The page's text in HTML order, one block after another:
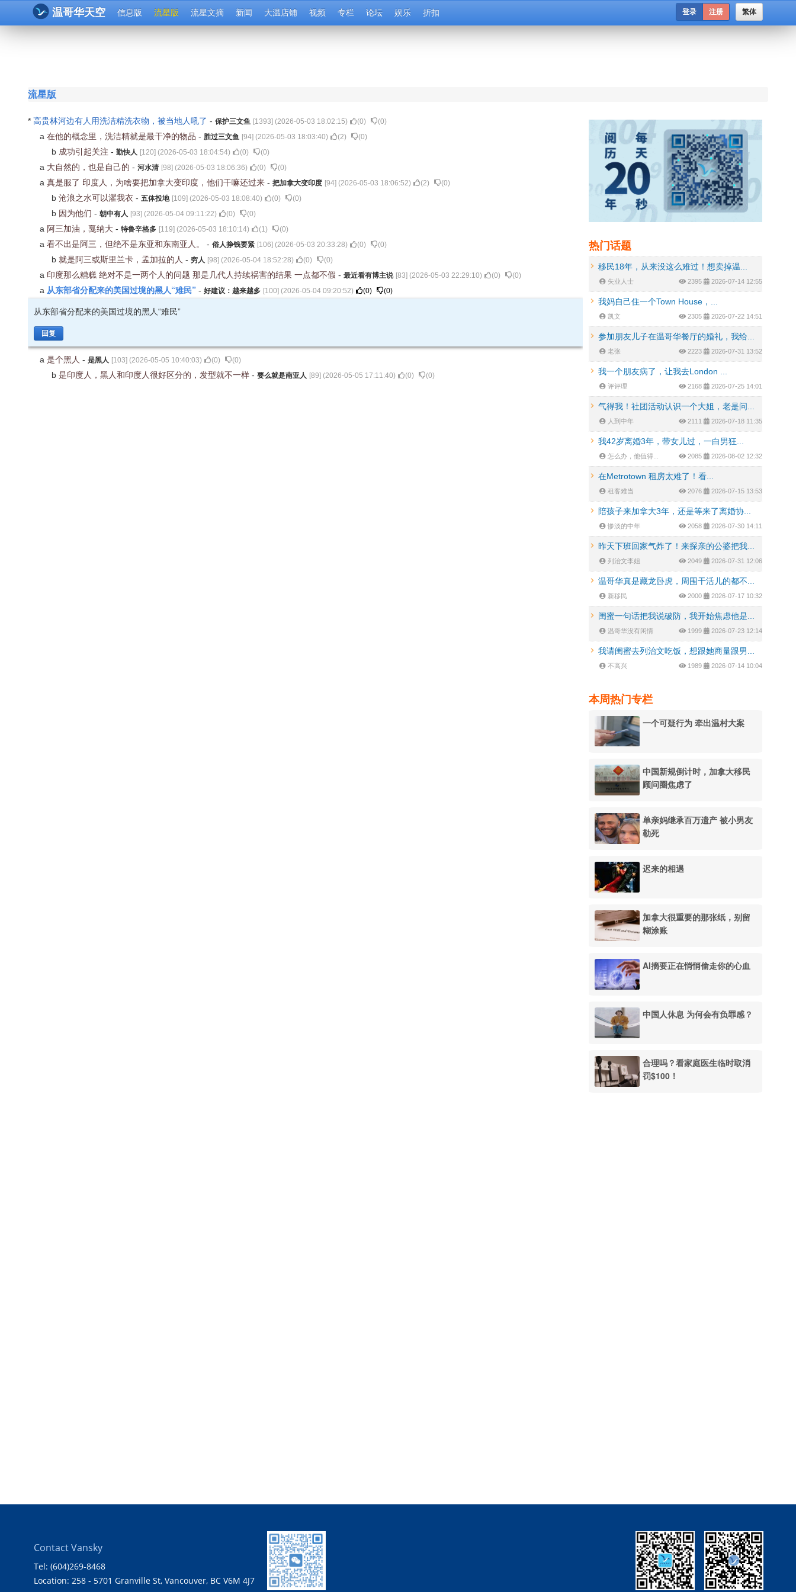
温哥华天空 信息版 流星版 流星文摘 新闻 大温店铺 视频 专栏 论坛 娱乐 折扣 繁体
登录 注册
流星版
* 高贵林河边有人用洗洁精洗衣物，被当地人吼了 - 保护三文鱼 [1393] (2026-05-03 18:02:15) (0) (0)
a 在他的概念里，洗洁精就是最干净的物品 - 胜过三文鱼 [94] (2026-05-03 18:03:40) (2) (0)
b 成功引起关注 - 勤快人 [120] (2026-05-03 18:04:54) (0) (0)
a 大自然的，也是自己的 - 河水清 [98] (2026-05-03 18:06:36) (0) (0)
a 真是服了 印度人，为啥要把加拿大变印度，他们干嘛还过来 - 把加拿大变印度 [94] (2026-05-03 18:06:52) (2) (0)
b 沧浪之水可以濯我衣 - 五体投地 [109] (2026-05-03 18:08:40) (0) (0)
b 因为他们 - 朝中有人 [93] (2026-05-04 09:11:22) (0) (0)
a 阿三加油，戛纳大 - 特鲁辛格多 [119] (2026-05-03 18:10:14) (1) (0)
a 看不出是阿三，但绝不是东亚和东南亚人。 - 俗人挣钱要紧 [106] (2026-05-03 20:33:28) (0) (0)
b 就是阿三或斯里兰卡，孟加拉的人 - 穷人 [98] (2026-05-04 18:52:28) (0) (0)
a 印度那么糟糕 绝对不是一两个人的问题 那是几代人持续祸害的结果 一点都不假 - 最近看有博主说 [83] (2026-05-03 22:29:10) (0) (0)
a 从东部省分配来的美国过境的黑人“难民” - 好建议：越来越多 [100] (2026-05-04 09:20:52) (0) (0)
从东部省分配来的美国过境的黑人“难民”
回复
a 是个黑人 - 是黑人 [103] (2026-05-05 10:40:03) (0) (0)
b 是印度人，黑人和印度人很好区分的，发型就不一样 - 要么就是南亚人 [89] (2026-05-05 17:11:40) (0) (0)
热门话题
移民18年，从来没这么难过！想卖掉温...
失业人士 2395 2026-07-14 12:55
我妈自己住一个Town House，...
凯文 2305 2026-07-22 14:51
参加朋友儿子在温哥华餐厅的婚礼，我给...
老张 2223 2026-07-31 13:52
我一个朋友病了，让我去London ...
评评理 2168 2026-07-25 14:01
气得我！社团活动认识一个大姐，老是问...
人到中年 2111 2026-07-18 11:35
我42岁离婚3年，带女儿过，一白男狂...
怎么办，他值得... 2085 2026-08-02 12:32
在Metrotown 租房太难了！看...
租客难当 2076 2026-07-15 13:53
陪孩子来加拿大3年，还是等来了离婚协...
惨淡的中年 2058 2026-07-30 14:11
昨天下班回家气炸了！来探亲的公婆把我...
列治文李姐 2049 2026-07-31 12:06
温哥华真是藏龙卧虎，周围干活儿的都不...
新移民 2000 2026-07-17 10:32
闺蜜一句话把我说破防，我开始焦虑他是...
温哥华没有闲情 1999 2026-07-23 12:14
我请闺蜜去列治文吃饭，想跟她商量跟男...
不高兴 1989 2026-07-14 10:04
本周热门专栏
一个可疑行为 牵出温村大案
中国新规倒计时，加拿大移民
顾问圈焦虑了
单亲妈继承百万遗产 被小男友
勒死
迟来的相遇
加拿大很重要的那张纸，别留
糊涂账
AI摘要正在悄悄偷走你的心血
中国人休息 为何会有负罪感？
合理吗？看家庭医生临时取消
罚$100！
Contact Vansky
Tel: (604)269-8468
Location: 258 - 5701 Granville St, Vancouver, BC V6M 4J7